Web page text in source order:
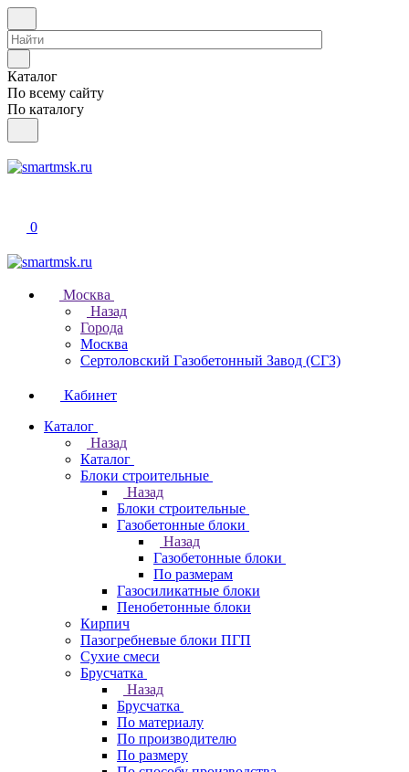
Каталог
По всему сайту
По каталогу
0
Москва
Назад
Города
Москва
Сертоловский Газобетонный Завод (СГЗ)
Кабинет
Каталог
Назад
Каталог
Блоки строительные
Назад
Блоки строительные
Газобетонные блоки
Назад
Газобетонные блоки
По размерам
Газосиликатные блоки
Пенобетонные блоки
Кирпич
Пазогребневые блоки ПГП
Сухие смеси
Брусчатка
Назад
Брусчатка
По материалу
По производителю
По размеру